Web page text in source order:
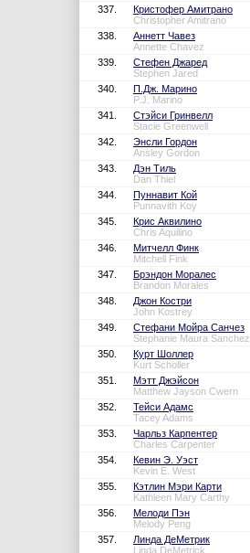
337.
Кристофер Амитрано
Christopher Amitrano
338.
Аннетт Чавез
Annette Chavez
339.
Стефен Джаред
Stephen Jared
340.
П.Дж. Марино
P.J. Marino
341.
Стэйси Гринвелл
Stacie Greenwell
342.
Энсли Гордон
Ansley Gordon
343.
Дэн Тиль
Dan Thiel
344.
Пуннавит Кой
Punnavith Koy
345.
Крис Аквилино
Chris Aquilino
346.
Митчелл Финк
Mitchell Fink
347.
Брэндон Моралес
Brandon Morales
348.
Джон Костри
John Kostrey
349.
Стефани Мойра Санчез
Stephanie Maura Sanchez
350.
Курт Шоллер
Kurt Scholler
351.
Мэтт Джэйсон
Matthew Jayson Cwern
352.
Тейси Адамс
Tacey Adams
353.
Чарльз Карпентер
Charles Carpenter
354.
Кевин Э. Уэст
Kevin E. West
355.
Кэтлин Мэри Карти
Kathleen Mary Carthy
356.
Мелоди Пэн
Melody Peng
357.
Линда ДеМетрик
Linda DeMetrick